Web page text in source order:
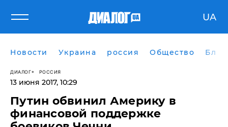
UA
Новости Украина россия Общество
ДИАЛОГ РОССИЯ
13 июня 2017, 10:29
Путин обвинил Америку в
финансовой поддержке